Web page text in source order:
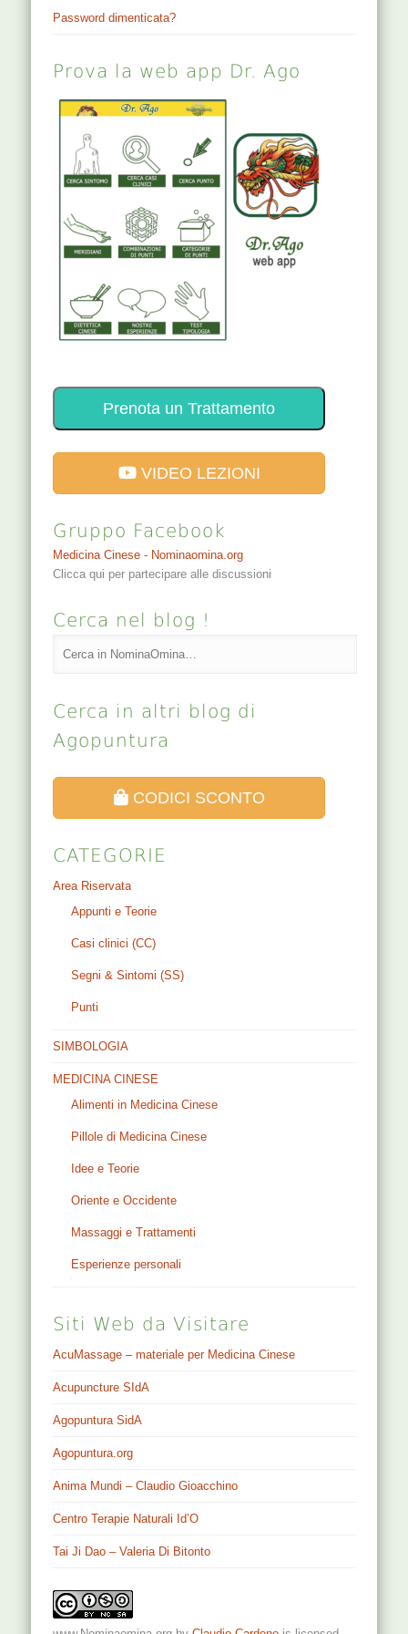
Password dimenticata?
Prova la web app Dr. Ago
Prenota un Trattamento
VIDEO LEZIONI
Gruppo Facebook
Medicina Cinese - Nominaomina.org
Clicca qui per partecipare alle discussioni
Cerca nel blog !
Cerca in altri blog di
Agopuntura
CODICI SCONTO
CATEGORIE
Area Riservata
Appunti e Teorie
Casi clinici (CC)
Segni & Sintomi (SS)
Punti
SIMBOLOGIA
MEDICINA CINESE
Alimenti in Medicina Cinese
Pillole di Medicina Cinese
Idee e Teorie
Oriente e Occidente
Massaggi e Trattamenti
Esperienze personali
Siti Web da Visitare
AcuMassage – materiale per Medicina Cinese
Acupuncture SIdA
Agopuntura SidA
Agopuntura.org
Anima Mundi – Claudio Gioacchino
Centro Terapie Naturali Id’O
Tai Ji Dao – Valeria Di Bitonto